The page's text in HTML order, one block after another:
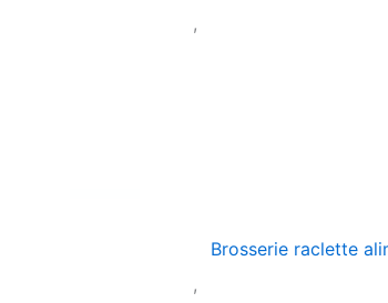
,
Brosserie raclette
,